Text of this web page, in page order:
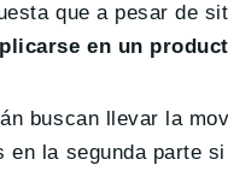
que a pesar de
en un
buscan llevar la
la segunda parte